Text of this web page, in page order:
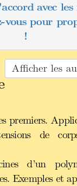
avec les
vous pour
!
Afficher les
premiers.
de
d’un
Exemples et